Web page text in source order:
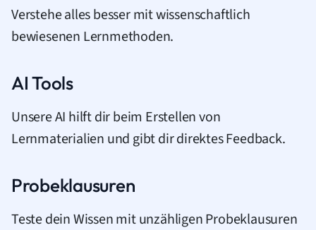
Verstehe alles besser mit wissenschaftlich
bewiesenen Lernmethoden.
AI Tools
Unsere AI hilft dir beim Erstellen von
Lernmaterialien und gibt dir direktes Feedback.
Probeklausuren
Teste dein Wissen mit unzähligen Probeklausuren